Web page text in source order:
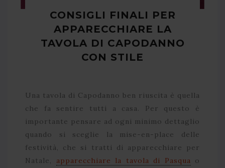
CONSIGLI FINALI PER
APPARECCHIARE LA
TAVOLA DI CAPODANNO
CON STILE
Una tavola di Capodanno ben riuscita è quella
che fa sentire tutti a casa. Per questo è
importante pensare ad ogni minimo dettaglio
quando si sceglie la mise-en-place delle
festività, che si tratti di apparecchiare per
Natale, apparecchiare la tavola di Pasqua o